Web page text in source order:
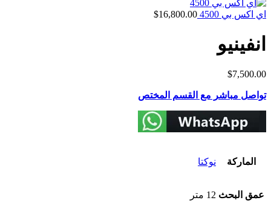
اي اكس بي 4500 $16,800.00
انفينيو
$7,500.00
تواصل مباشر مع القسم المختص
الماركة نوكتا
عمق البحث 12 متر